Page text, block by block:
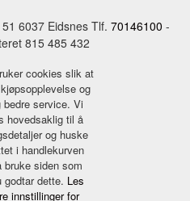
6037 Eidsnes Tlf. 70146100 -
815 485 432
cookies slik at
og
service. Vi
hovedsaklig til å
og huske
i handlekurven
siden som
godtar dette. Les
innstillinger for